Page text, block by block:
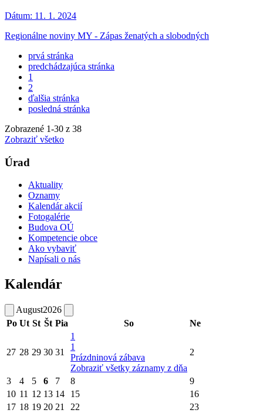
Dátum: 11. 1. 2024
Regionálne noviny MY - Zápas ženatých a slobodných
prvá stránka
predchádzajúca stránka
1
2
ďalšia stránka
posledná stránka
Zobrazené 1-30 z 38
Zobraziť všetko
Úrad
Aktuality
Oznamy
Kalendár akcií
Fotogalérie
Budova OÚ
Kompetencie obce
Ako vybaviť
Napísali o nás
Kalendár
August2026
Po Ut St Št Pia So Ne
27 28 29 30 31
1
1
Prázdninová zábava
Zobraziť všetky záznamy z dňa
2
3 4 5 6 7 8
9
10 11 12 13 14 15
16
17 18 19 20 21 22
23